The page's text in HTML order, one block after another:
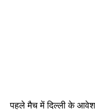
पहले मैच में दिल्ली के आवेश